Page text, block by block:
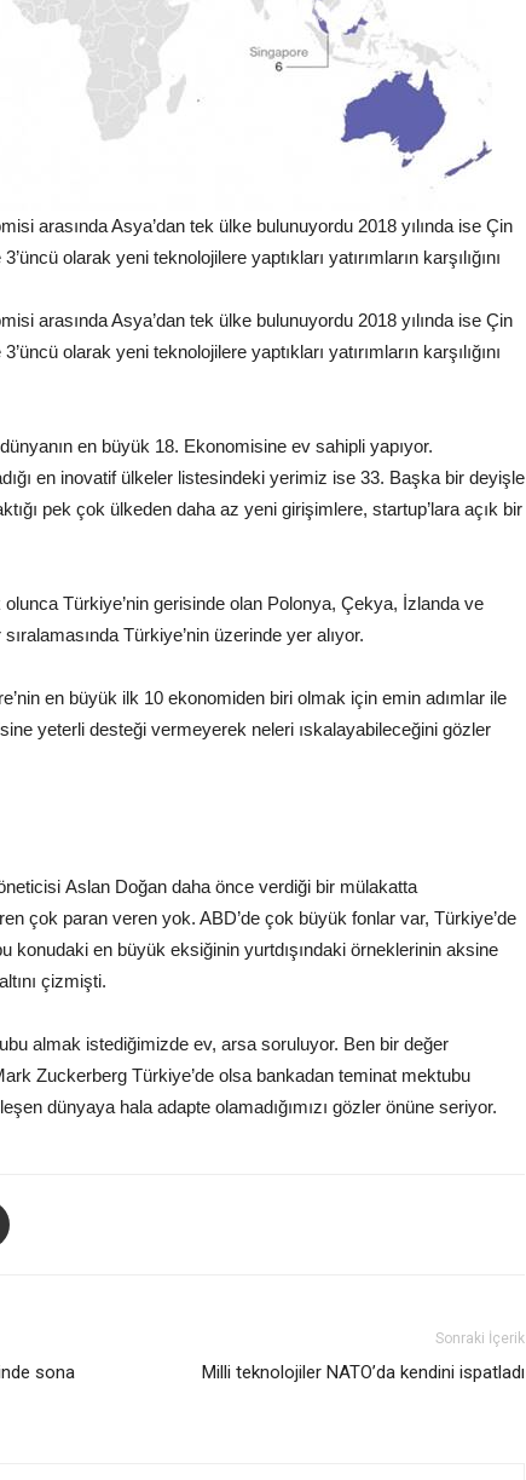
arasında Asya’dan tek ülke bulunuyordu 2018 yılında ise Çin
olarak yeni teknolojilere yaptıkları yatırımların karşılığını
arasında Asya’dan tek ülke bulunuyordu 2018 yılında ise Çin
olarak yeni teknolojilere yaptıkları yatırımların karşılığını
en büyük 18. Ekonomisine ev sahipli yapıyor.
en inovatif ülkeler listesindeki yerimiz ise 33. Başka bir deyişle
pek çok ülkeden daha az yeni girişimlere, startup’lara açık bir
Türkiye’nin gerisinde olan Polonya, Çekya, İzlanda ve
Türkiye’nin üzerinde yer alıyor.
en büyük ilk 10 ekonomiden biri olmak için emin adımlar ile
yeterli desteği vermeyerek neleri ıskalayabileceğini gözler
Aslan Doğan daha önce verdiği bir mülakatta
çok paran veren yok. ABD’de çok büyük fonlar var, Türkiye’de
konudaki en büyük eksiğinin yurtdışındaki örneklerinin aksine
çizmişti.
almak istediğimizde ev, arsa soruluyor. Ben bir değer
Zuckerberg Türkiye’de olsa bankadan teminat mektubu
dünyaya hala adapte olamadığımızı gözler önüne seriyor.
sona
Sonraki İçerik
Milli teknolojiler NATO’da kendini ispatladı